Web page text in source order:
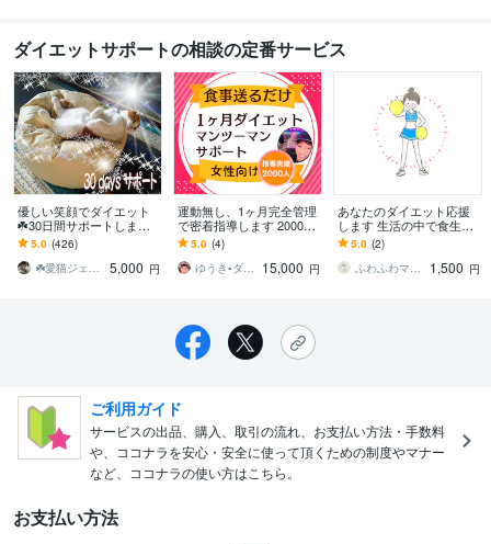
ダイエットサポートの相談の定番サービス
優しい笑顔でダイエット
☘️30日間サポートします
この道40年の匠が笑顔で
❀お背中プッシュいたしま
す^⁠_⁠^
5.0 (426)
☘️愛猫ジェームズ・パパ
5,000 円
運動無し、1ヶ月完全管理
で密着指導します 2000人
のダイエット相談を解決
してきたトレーナーがサ
ポート
5.0 (4)
ゆうき▪️ダイエット専門家▪️
15,000 円
あなたのダイエット応援
します 生活の中で食生活
や運動習慣を意識するき
っかけがほしい方へ
5.0 (2)
ふわふわママちゃん
1,500 円
ご利用ガイド
サービスの出品、購入、取引の流れ、お支払い方法・手数料
や、ココナラを安心・安全に使って頂くための制度やマナー
など、ココナラの使い方はこちら。
お支払い方法